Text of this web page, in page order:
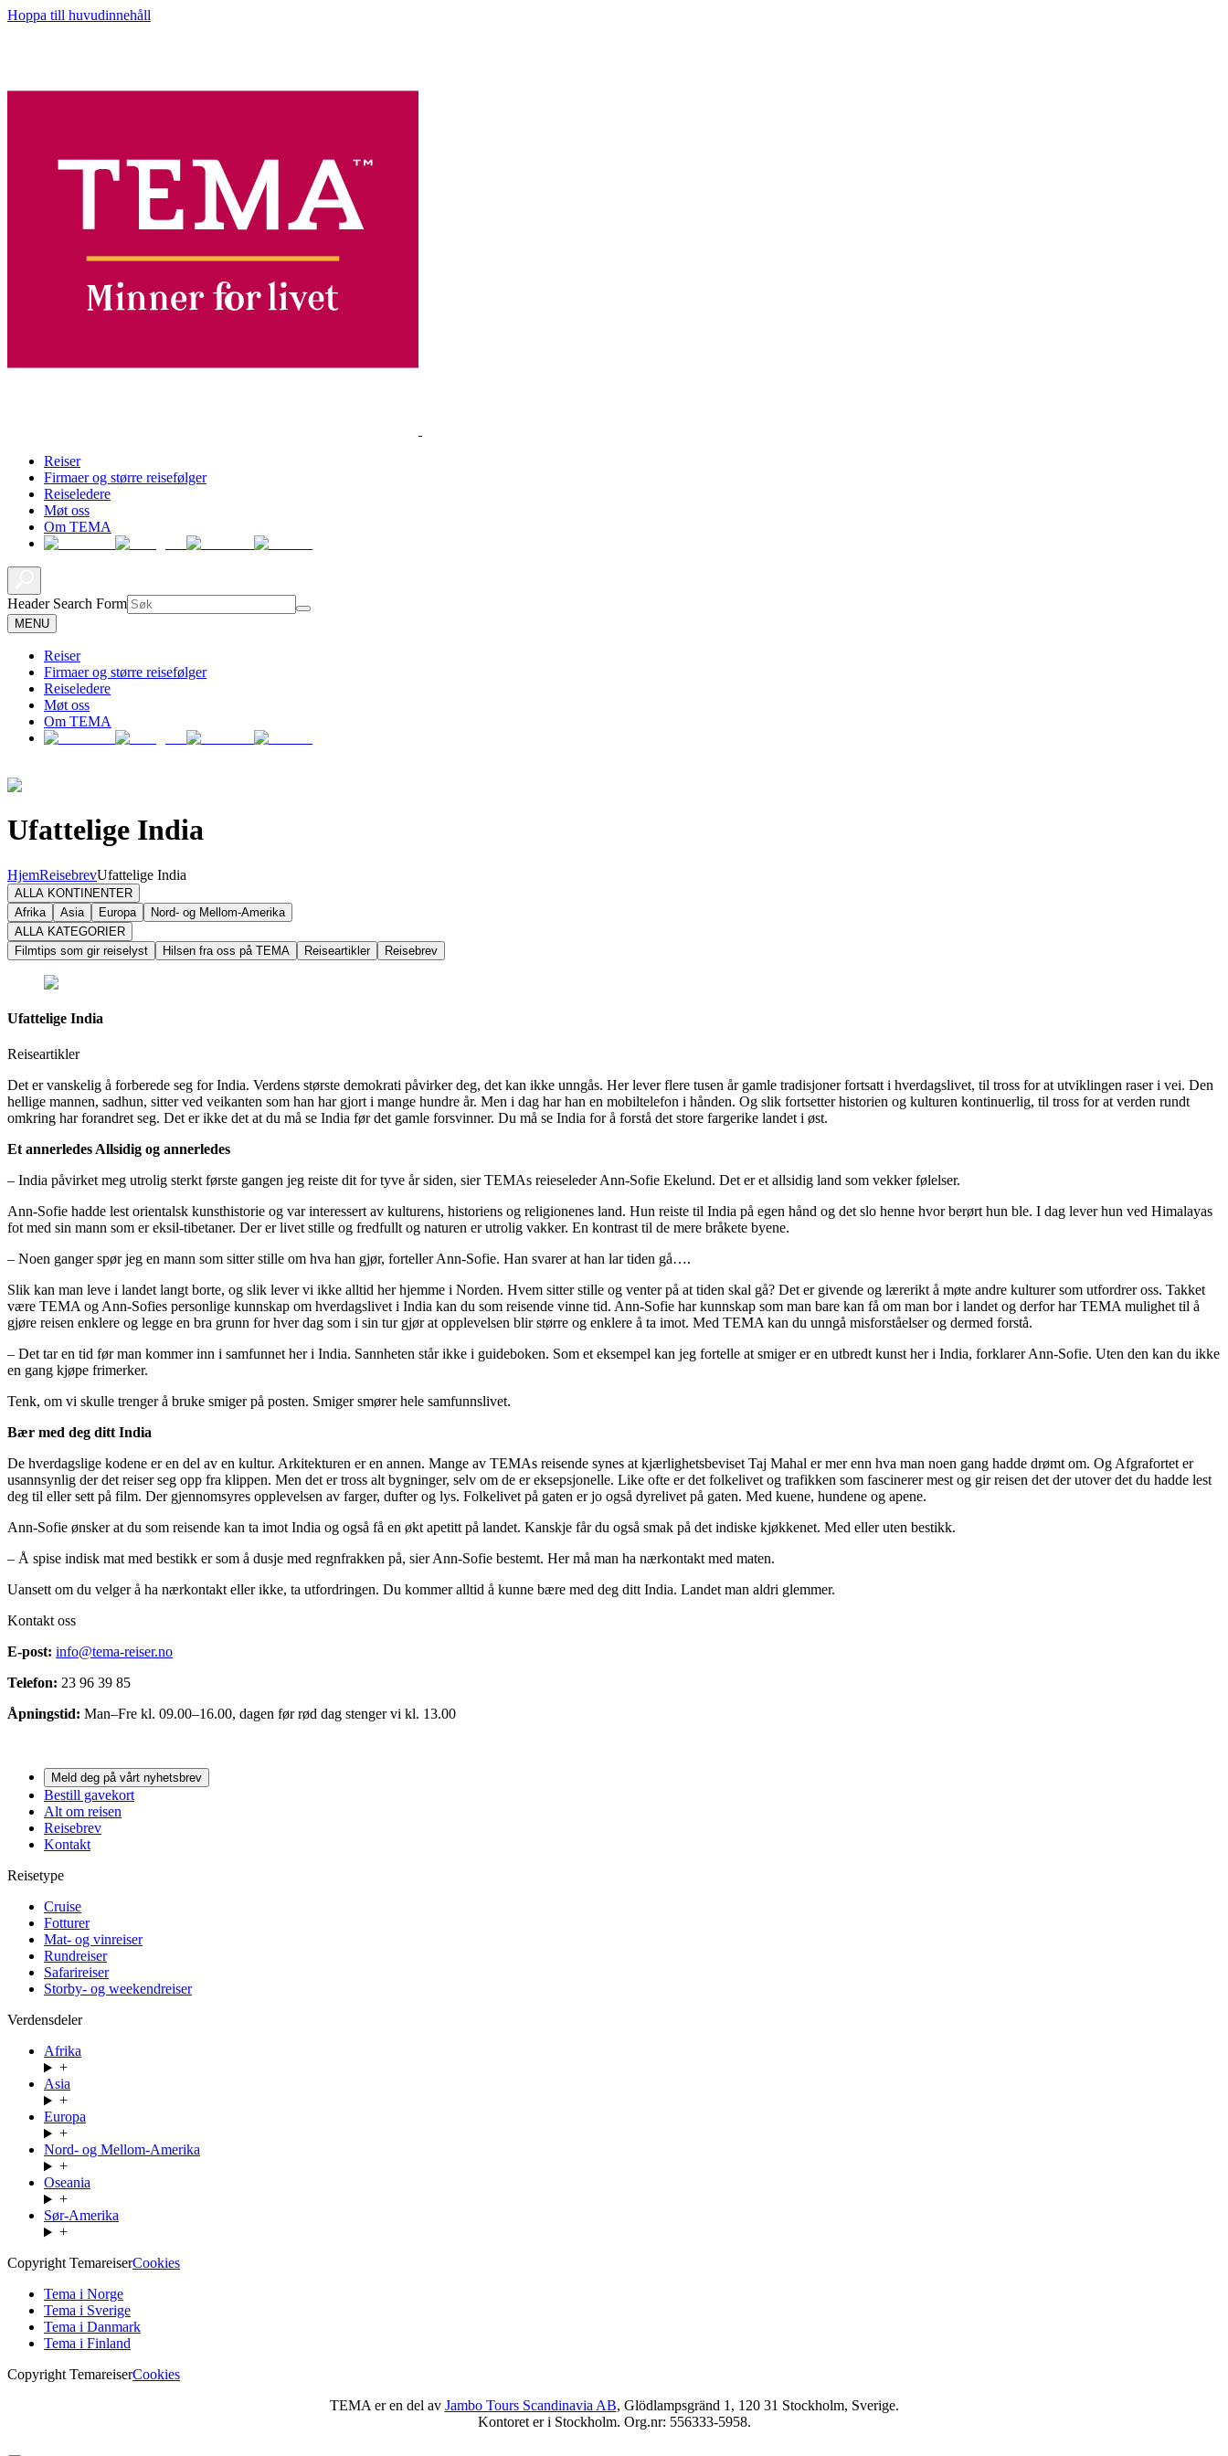
Hoppa till huvudinnehåll
Reiser
Firmaer og større reisefølger
Reiseledere
Møt oss
Om TEMA
Header Search Form
MENU
Reiser
Firmaer og større reisefølger
Reiseledere
Møt oss
Om TEMA
Ufattelige India
HjemReisebrevUfattelige India
ALLA KONTINENTER
Afrika
Asia Europa
Nord- og Mellom-Amerika
ALLA KATEGORIER
Filmtips som gir reiselyst
Hilsen fra oss på TEMA Reiseartikler Reisebrev
Ufattelige India
Reiseartikler
Det er vanskelig å forberede seg for India. Verdens største demokrati påvirker deg, det kan ikke unngås. Her lever flere tusen år gamle tradisjoner fortsatt i hverdagslivet, til tross for at utviklingen raser i vei. Den
hellige mannen, sadhun, sitter ved veikanten som han har gjort i mange hundre år. Men i dag har han en mobiltelefon i hånden. Og slik fortsetter historien og kulturen kontinuerlig, til tross for at verden rundt
omkring har forandret seg. Det er ikke det at du må se India før det gamle forsvinner. Du må se India for å forstå det store fargerike landet i øst.
Et annerledes Allsidig og annerledes
– India påvirket meg utrolig sterkt første gangen jeg reiste dit for tyve år siden, sier TEMAs reieseleder Ann-Sofie Ekelund. Det er et allsidig land som vekker følelser.
Ann-Sofie hadde lest orientalsk kunsthistorie og var interessert av kulturens, historiens og religionenes land. Hun reiste til India på egen hånd og det slo henne hvor berørt hun ble. I dag lever hun ved Himalayas
fot med sin mann som er eksil-tibetaner. Der er livet stille og fredfullt og naturen er utrolig vakker. En kontrast til de mere bråkete byene.
– Noen ganger spør jeg en mann som sitter stille om hva han gjør, forteller Ann-Sofie. Han svarer at han lar tiden gå….
Slik kan man leve i landet langt borte, og slik lever vi ikke alltid her hjemme i Norden. Hvem sitter stille og venter på at tiden skal gå? Det er givende og lærerikt å møte andre kulturer som utfordrer oss. Takket
være TEMA og Ann-Sofies personlige kunnskap om hverdagslivet i India kan du som reisende vinne tid. Ann-Sofie har kunnskap som man bare kan få om man bor i landet og derfor har TEMA mulighet til å
gjøre reisen enklere og legge en bra grunn for hver dag som i sin tur gjør at opplevelsen blir større og enklere å ta imot. Med TEMA kan du unngå misforståelser og dermed forstå.
– Det tar en tid før man kommer inn i samfunnet her i India. Sannheten står ikke i guideboken. Som et eksempel kan jeg fortelle at smiger er en utbredt kunst her i India, forklarer Ann-Sofie. Uten den kan du ikke
en gang kjøpe frimerker.
Tenk, om vi skulle trenger å bruke smiger på posten. Smiger smører hele samfunnslivet.
Bær med deg ditt India
De hverdagslige kodene er en del av en kultur. Arkitekturen er en annen. Mange av TEMAs reisende synes at kjærlighetsbeviset Taj Mahal er mer enn hva man noen gang hadde drømt om. Og Afgrafortet er
usannsynlig der det reiser seg opp fra klippen. Men det er tross alt bygninger, selv om de er eksepsjonelle. Like ofte er det folkelivet og trafikken som fascinerer mest og gir reisen det der utover det du hadde lest
deg til eller sett på film. Der gjennomsyres opplevelsen av farger, dufter og lys. Folkelivet på gaten er jo også dyrelivet på gaten. Med kuene, hundene og apene.
Ann-Sofie ønsker at du som reisende kan ta imot India og også få en økt apetitt på landet. Kanskje får du også smak på det indiske kjøkkenet. Med eller uten bestikk.
– Å spise indisk mat med bestikk er som å dusje med regnfrakken på, sier Ann-Sofie bestemt. Her må man ha nærkontakt med maten.
Uansett om du velger å ha nærkontakt eller ikke, ta utfordringen. Du kommer alltid å kunne bære med deg ditt India. Landet man aldri glemmer.
Kontakt oss
E-post: info@tema-reiser.no
Telefon: 23 96 39 85
Åpningstid: Man–Fre kl. 09.00–16.00, dagen før rød dag stenger vi kl. 13.00
Meld deg på vårt nyhetsbrev
Bestill gavekort
Alt om reisen
Reisebrev
Kontakt
Reisetype
Cruise
Fotturer
Mat- og vinreiser
Rundreiser
Safarireiser
Storby- og weekendreiser
Verdensdeler
Afrika
+
Asia
+
Europa
+
Nord- og Mellom-Amerika
+
Oseania
+
Sør-Amerika
+
Copyright TemareiserCookies
Tema i Norge
Tema i Sverige
Tema i Danmark
Tema i Finland
Copyright TemareiserCookies
TEMA er en del av Jambo Tours Scandinavia AB, Glödlampsgränd 1, 120 31 Stockholm, Sverige.
Kontoret er i Stockholm. Org.nr: 556333-5958.